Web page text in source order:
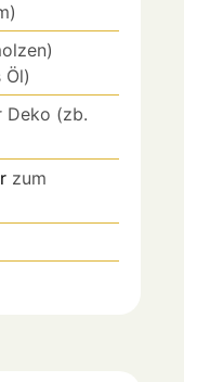
Öl)
Deko (zb.
zum